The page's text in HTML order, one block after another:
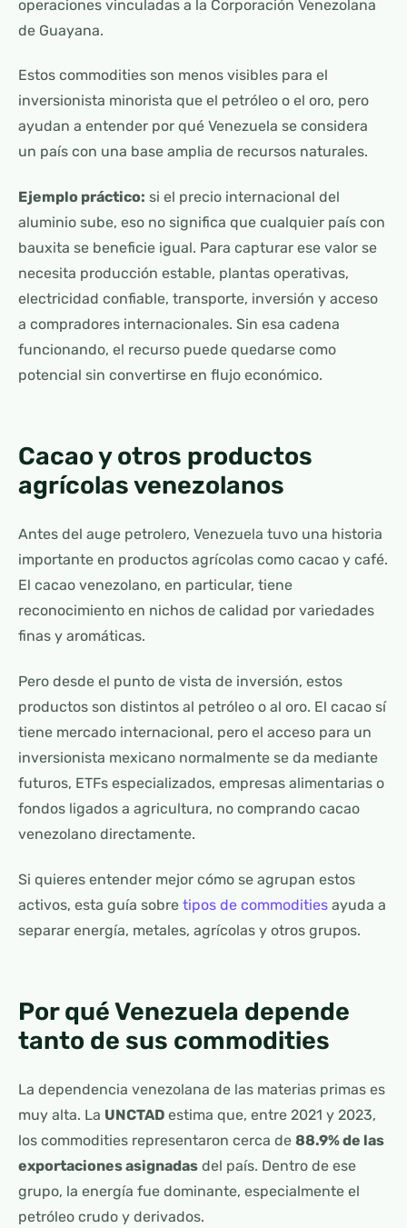
operaciones vinculadas a la Corporación Venezolana
de Guayana.
Estos commodities son menos visibles para el
inversionista minorista que el petróleo o el oro, pero
ayudan a entender por qué Venezuela se considera
un país con una base amplia de recursos naturales.
Ejemplo práctico: si el precio internacional del
aluminio sube, eso no significa que cualquier país con
bauxita se beneficie igual. Para capturar ese valor se
necesita producción estable, plantas operativas,
electricidad confiable, transporte, inversión y acceso
a compradores internacionales. Sin esa cadena
funcionando, el recurso puede quedarse como
potencial sin convertirse en flujo económico.
Cacao y otros productos
agrícolas venezolanos
Antes del auge petrolero, Venezuela tuvo una historia
importante en productos agrícolas como cacao y café.
El cacao venezolano, en particular, tiene
reconocimiento en nichos de calidad por variedades
finas y aromáticas.
Pero desde el punto de vista de inversión, estos
productos son distintos al petróleo o al oro. El cacao sí
tiene mercado internacional, pero el acceso para un
inversionista mexicano normalmente se da mediante
futuros, ETFs especializados, empresas alimentarias o
fondos ligados a agricultura, no comprando cacao
venezolano directamente.
Si quieres entender mejor cómo se agrupan estos
activos, esta guía sobre tipos de commodities ayuda a
separar energía, metales, agrícolas y otros grupos.
Por qué Venezuela depende
tanto de sus commodities
La dependencia venezolana de las materias primas es
muy alta. La UNCTAD estima que, entre 2021 y 2023,
los commodities representaron cerca de 88.9% de las
exportaciones asignadas del país. Dentro de ese
grupo, la energía fue dominante, especialmente el
petróleo crudo y derivados.